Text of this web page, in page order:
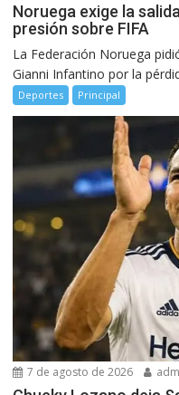
Noruega exige la
presión sobre FIFA
La Federación Noruega
Gianni Infantino por la
Deportes Principal
7 de agosto de 2026